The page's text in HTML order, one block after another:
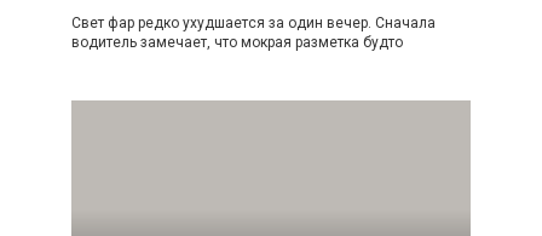
Свет фар редко ухудшается за один вечер. Сначала
водитель замечает, что мокрая разметка будто